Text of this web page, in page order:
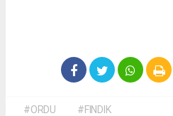
#ORDU #FINDIK